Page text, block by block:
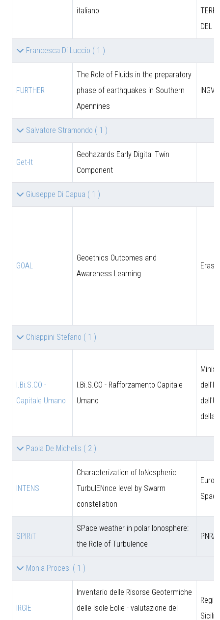
italiano
DEL
Francesca Di Luccio ( 1 )
FURTHER
The Role of Fluids in the preparatory
phase of earthquakes in Southern
Apennines
INGV
Salvatore Stramondo ( 1 )
Get-It
Geohazards Early Digital Twin
Component
Giuseppe Di Capua ( 1 )
GOAL
Geoethics Outcomes and
Awareness Learning
Chiappini Stefano ( 1 )
I.Bi.S.CO -
Capitale Umano
I.Bi.S.CO - Rafforzamento Capitale
Umano
della
Paola De Michelis ( 2 )
INTENS
Characterization of IoNospheric
TurbulENnce level by Swarm
constellation
SPIRiT
SPace weather in polar Ionosphere:
the Role of Turbulence
PNRA
Monia Procesi ( 1 )
IRGIE
Inventario delle Risorse Geotermiche
delle Isole Eolie - valutazione del